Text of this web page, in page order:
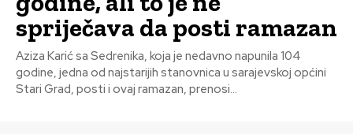
spriječava da posti ramazan
Aziza Karić sa Sedrenika, koja je nedavno napunila 104
godine, jedna od najstarijih stanovnica u sarajevskoj općini
Stari Grad, posti i ovaj ramazan, prenosi...